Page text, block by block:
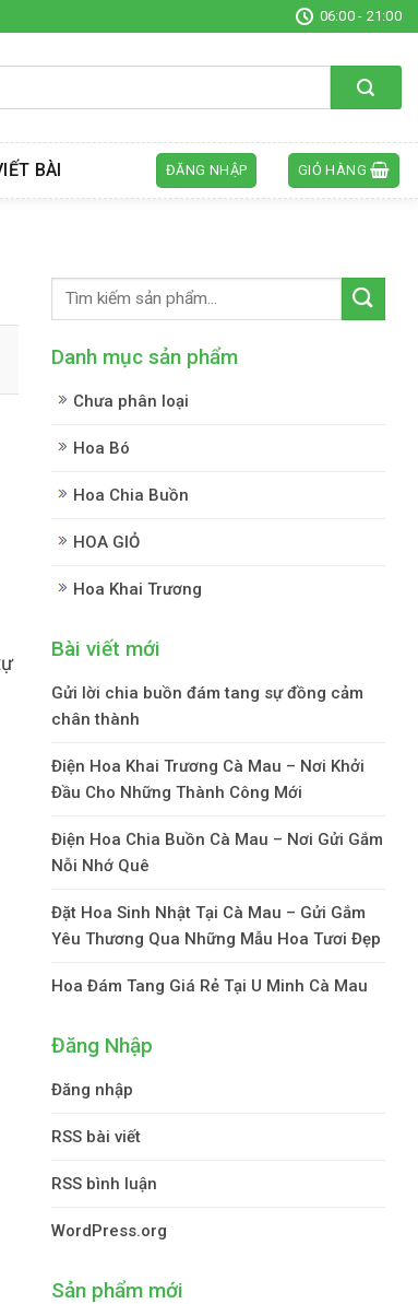
06:00 - 21:00
BÀI ĐĂNG NHẬP GIỎ HÀNG
Danh mục sản phẩm
Chưa phân loại
Hoa Bó
Hoa Chia Buồn
HOA GIỎ
Hoa Khai Trương
Bài viết mới
Gửi lời chia buồn đám tang sự đồng cảm
chân thành
Điện Hoa Khai Trương Cà Mau – Nơi Khởi
Đầu Cho Những Thành Công Mới
Điện Hoa Chia Buồn Cà Mau – Nơi Gửi Gắm
Nỗi Nhớ Quê
Đặt Hoa Sinh Nhật Tại Cà Mau – Gửi Gắm
Yêu Thương Qua Những Mẫu Hoa Tươi Đẹp
Hoa Đám Tang Giá Rẻ Tại U Minh Cà Mau
Đăng Nhập
Đăng nhập
RSS bài viết
RSS bình luận
WordPress.org
Sản phẩm mới